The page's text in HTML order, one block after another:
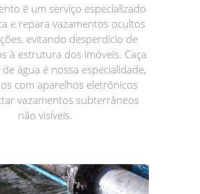
é um serviço especializado
e repara vazamentos ocultos
evitando desperdício de
à estrutura dos imóveis. Caça
água é nossa especialidade,
com aparelhos eletrônicos
vazamentos subterrâneos
não visíveis.